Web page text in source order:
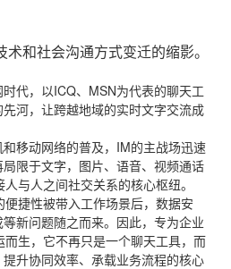
和社会沟通方式变迁的缩影。
代，以ICQ、MSN为代表的聊天工
河，让跨越地域的实时文字交流成
和移动网络的普及，IM的主战场迅速
限于文字，图片、语音、视频通话
与人之间社交关系的核心枢纽。
便捷性被带入工作场景后，数据安
新问题随之而来。因此，专为企业
生，它不再只是一个聊天工具，而
升协同效率、承载业务流程的核心